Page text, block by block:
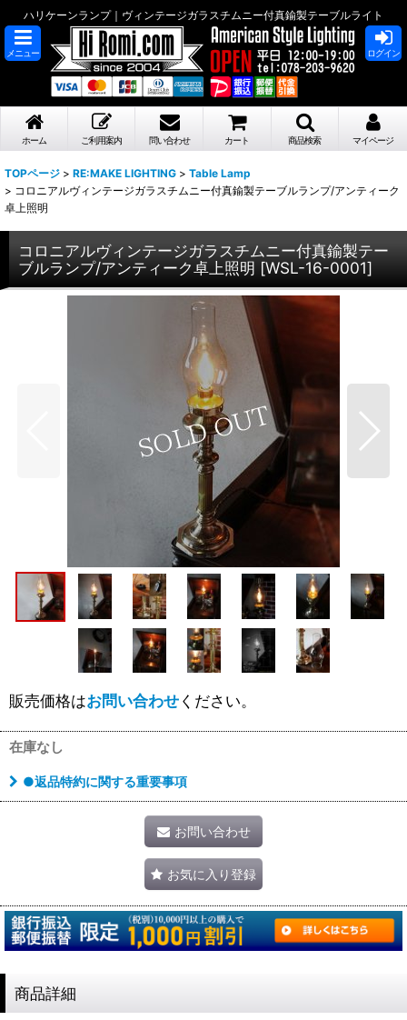
ハリケーンランプ｜ヴィンテージガラスチムニー付真鍮製テーブルライト
メニュー ログイン
ホーム ご利用案内 問い合わせ カート 商品検索 マイページ
TOPページ > RE:MAKE LIGHTING > Table Lamp
> コロニアルヴィンテージガラスチムニー付真鍮製テーブルランプ/アンティーク
卓上照明
コロニアルヴィンテージガラスチムニー付真鍮製テー
ブルランプ/アンティーク卓上照明 [WSL-16-0001]
販売価格はお問い合わせください。
在庫なし
●返品特約に関する重要事項
お問い合わせ
お気に入り登録
商品詳細